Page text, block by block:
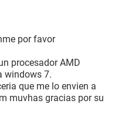
por favor
procesador AMD
windows 7.
que me lo envien a
muvhas gracias por su